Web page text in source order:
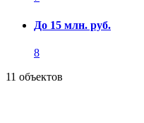
До 15 млн. руб.
8
11 объектов